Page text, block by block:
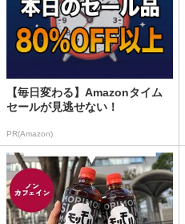
【毎日変わる】Amazonタイム
セールが見逃せない！
PR(Amazon)